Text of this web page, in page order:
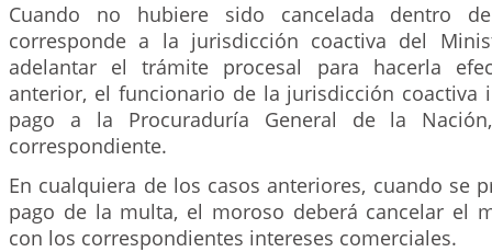
Cuando no hubiere sido cancelada dentro
corresponde a la jurisdicción coactiva del
adelantar el trámite procesal para hacerla
anterior, el funcionario de la jurisdicción coactiva
pago a la Procuraduría General de la
correspondiente.
En cualquiera de los casos anteriores, cuando se
pago de la multa, el moroso deberá cancelar el
con los correspondientes intereses comerciales.